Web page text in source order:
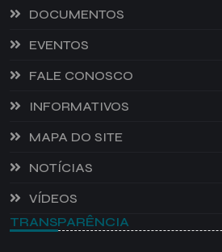
DOCUMENTOS
EVENTOS
FALE CONOSCO
INFORMATIVOS
MAPA DO SITE
NOTÍCIAS
VÍDEOS
TRANSPARÊNCIA